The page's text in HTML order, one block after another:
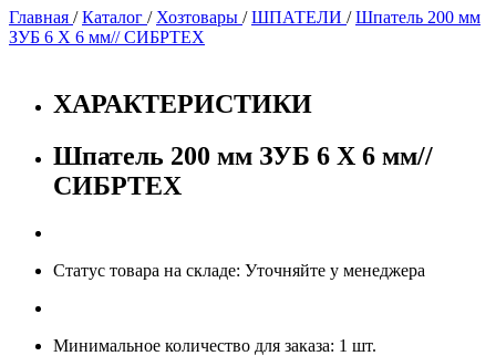
Главная /Каталог / Хозтовары /ШПАТЕЛИ /Шпатель 200 мм
ЗУБ 6 Х 6 мм// СИБРТЕХ
ХАРАКТЕРИСТИКИ
Шпатель 200 мм ЗУБ 6 Х 6 мм//
СИБРТЕХ
Статус товара на складе: Уточняйте у менеджера
Минимальное количество для заказа: 1 шт.